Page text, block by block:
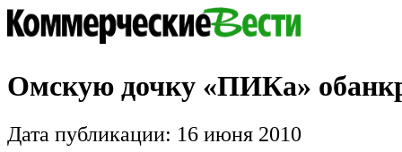
Омскую дочку «ПИКа»
Дата публикации: 16 июня 2010